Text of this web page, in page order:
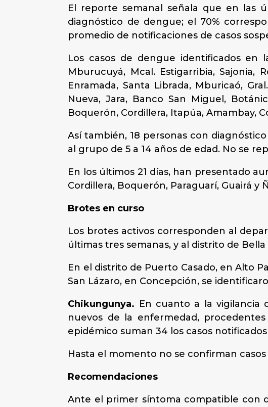
El reporte semanal señala que en las
diagnóstico de dengue; el 70%
promedio de notificaciones de casos
Los casos de dengue identificados en
Mburucuyá, Mcal. Estigarribia, Sajonia,
Enramada, Santa Librada, Mburicaó,
Nueva, Jara, Banco San Miguel,
Boquerón, Cordillera, Itapúa, Amambay,
Así también, 18 personas con
al grupo de 5 a 14 años de edad. No se
En los últimos 21 días, han presentado
Cordillera, Boquerón, Paraguarí, Guairá y
Brotes en curso
Los brotes activos corresponden al
últimas tres semanas, y al distrito de
En el distrito de Puerto Casado, en Alto
San Lázaro, en Concepción, se
Chikungunya. En cuanto a la vigilancia
nuevos de la enfermedad,
epidémico suman 34 los casos
Hasta el momento no se confirman
Recomendaciones
Ante el primer síntoma compatible con